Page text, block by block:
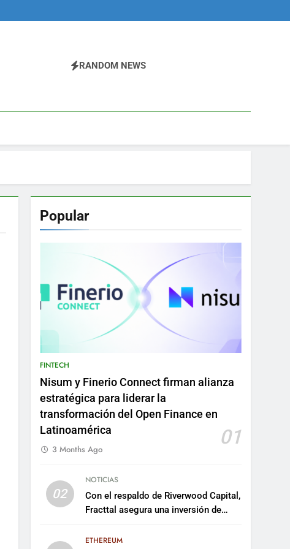
RANDOM NEWS
Popular
FINTECH
Nisum y Finerio Connect firman alianza
estratégica para liderar la
transformación del Open Finance en
Latinoamérica
01
3 Months Ago
02
NOTICIAS
Con el respaldo de Riverwood Capital,
Fracttal asegura una inversión de
plataforma
ETHEREUM